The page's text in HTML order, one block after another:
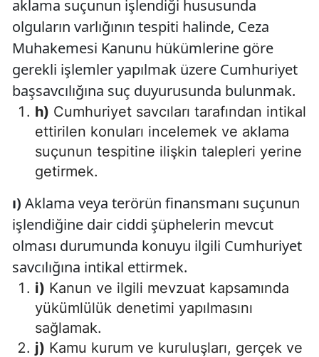
aklama suçunun işlendiği hususunda
olguların varlığının tespiti halinde, Ceza
Muhakemesi Kanunu hükümlerine göre
gerekli işlemler yapılmak üzere Cumhuriyet
başsavcılığına suç duyurusunda bulunmak.
h) Cumhuriyet savcıları tarafından intikal
ettirilen konuları incelemek ve aklama
suçunun tespitine ilişkin talepleri yerine
getirmek.
ı) Aklama veya terörün finansmanı suçunun
işlendiğine dair ciddi şüphelerin mevcut
olması durumunda konuyu ilgili Cumhuriyet
savcılığına intikal ettirmek.
i) Kanun ve ilgili mevzuat kapsamında
yükümlülük denetimi yapılmasını
sağlamak.
j) Kamu kurum ve kuruluşları, gerçek ve